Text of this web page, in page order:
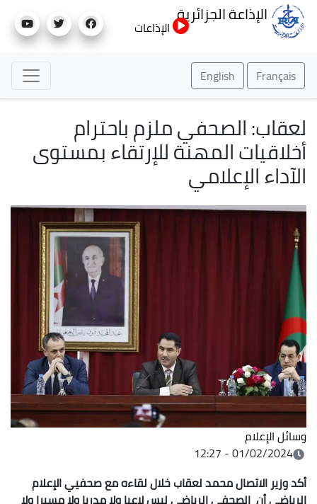
إلى
الإذاعة الجزائرية
الإذاعات
Français
English
لعقاب: الصحفي ملزم باحترام
أخلاقيات المهنة للإرتقاء بمستوى
الآداء الإعلامي
وسائل الإعلام
01/02/2024 - 12:27
أكد وزير الاتصال محمد لعقاب خلال لقاءه مع صحفيي الإعلام
الرياضي أن الصحفي الرياضي ليس لاعبا ولا مدربا ولا مسيرا ولا